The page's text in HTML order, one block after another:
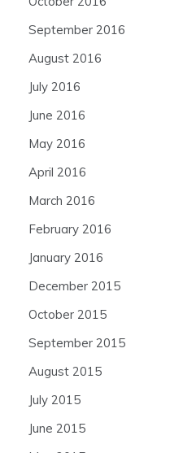
September 2016
August 2016
July 2016
June 2016
May 2016
April 2016
March 2016
February 2016
January 2016
December 2015
October 2015
September 2015
August 2015
July 2015
June 2015